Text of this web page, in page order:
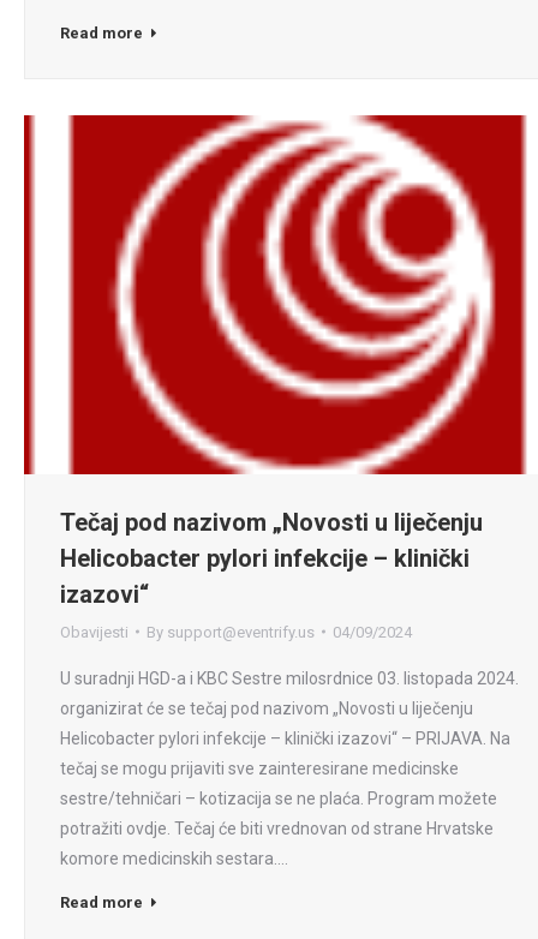
Read more
Tečaj pod nazivom „Novosti u liječenju
Helicobacter pylori infekcije – klinički
izazovi“
Obavijesti By support@eventrify.us 04/09/2024
U suradnji HGD-a i KBC Sestre milosrdnice 03. listopada 2024.
organizirat će se tečaj pod nazivom „Novosti u liječenju
Helicobacter pylori infekcije – klinički izazovi“ – PRIJAVA. Na
tečaj se mogu prijaviti sve zainteresirane medicinske
sestre/tehničari – kotizacija se ne plaća. Program možete
potražiti ovdje. Tečaj će biti vrednovan od strane Hrvatske
komore medicinskih sestara.…
Read more